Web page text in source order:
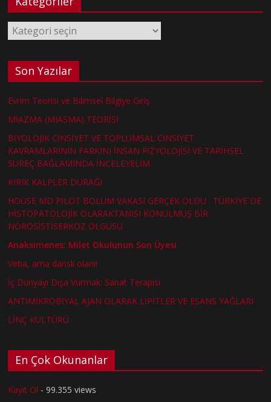
Kategoriler
Son Yazılar
Evrim Teorisi ve Bilimsel Bilgiye Giriş
MİAZMA (MIASMA) TEORİSİ
BİYOLOJİK CİNSİYET VE TOPLUMSAL CİNSİYET
KAVRAMLARININ FARKINI İNSAN FİZYOLOJİSİ VE TARİHSEL
SÜREÇ BAĞLAMINDA İNCELEYELİM
KIRIK KALPLER DURAĞI
HOUSE MD PİLOT BÖLÜM VAKASI GERÇEK OLDU : TÜRKİYE´DE
HİSTOPATOLOJİK OLARAKTANISI KONULMUŞ BİR
NÖROSİSTİSERKOZ OLGUSU
Anaksimenes: Milet Okulunun Son Üyesi
Veba, ama danslı olanı!
İç Dünyayı Dışa Vurmak: Sanat Terapisi
ANTİMİKROBİYAL AJAN OLARAK LİPİTLER VE ESANS YAĞLARI
LİNÇ KÜLTÜRÜ
En Çok Okunanlar
Kayıt Ol - 99.355 views